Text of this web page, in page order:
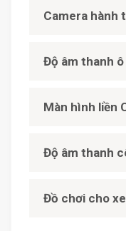
Camera hành
Độ âm thanh
Màn hình liền
Độ âm thanh
Đồ chơi cho